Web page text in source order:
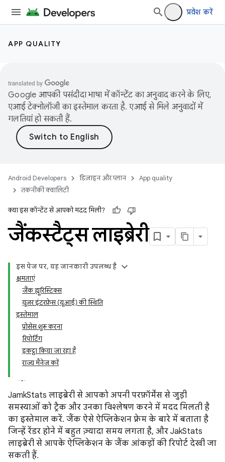
प्रवेश करें
APP QUALITY
Google आपकी पसंदीदा भाषा में कॉन्टेंट का अनुवाद करने के लिए,
एआई टेक्नोलॉजी का इस्तेमाल करता है. एआई से मिले अनुवादों में
गलतियां हो सकती हैं.
Android Developers डिज़ाइन और प्लान
App quality
तकनीकी क्वालिटी
क्या इस कॉन्टेंट से आपको मदद मिली?
जैंकस्टैट्स लाइब्रेरी
इस पेज पर, यह जानकारी उपलब्ध है
क्षमताएं
जैंक ह्यूरिस्टिक्स
यूज़र इंटरफ़ेस (यूआई) की स्थिति
इस्तेमाल
प्रोसेस शुरू करना
रिपोर्टिंग
इकट्ठा किया जा रहा है
राज्य मैनेज करें
JamkStats लाइब्रेरी से आपको अपनी परफ़ॉर्मेंस से जुड़ी
समस्याओं को ट्रैक और उनका विश्लेषण करने में मदद मिलती है
का इस्तेमाल करें. जैंक ऐसे ऐप्लिकेशन फ़्रेम के बारे में बताता है
जिन्हें रेंडर होने में बहुत ज़्यादा समय लगता है, और JakStats
लाइब्रेरी से आपके ऐप्लिकेशन के जैंक आंकड़ों की रिपोर्ट देखी जा
सकती हैं.